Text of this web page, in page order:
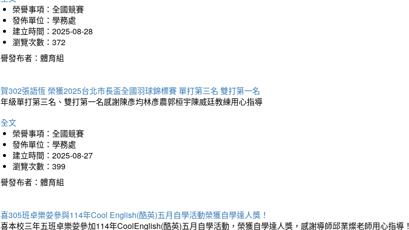
榮譽事項：全國競賽
發佈單位：學務處
建立時間：2025-08-28
瀏覽次數：372
發布者：體育組
302張語恆 榮獲2025台北市長盃全國羽球錦標賽 單打第三名 雙打第一名
級單打第三名、雙打第一名感謝陳彥均林彥農郭桓宇陳威廷教練用心指導
文
榮譽事項：全國競賽
發佈單位：學務處
建立時間：2025-08-27
瀏覽次數：399
發布者：體育組
305班卓樂荌參與114年Cool English(酷英)五月自學活動榮獲自學達人獎！
本校三年五班卓樂荌參加114年CoolEnglish(酷英)五月自學活動，榮獲自學達人獎，感謝導師邱業燦老師用心指導！